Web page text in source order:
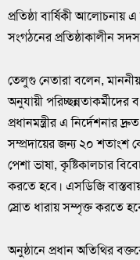
প্রতিষ্ঠা বার্ষিকী আলোচনায়
সংগঠনের প্রতিষ্ঠাকালীন
তেলুগু নেতারা বলেন, মাননীয়
অনুযায়ী
প্রধানমন্ত্রীর এ নির্দেশনার
সম্প্রদায়ের জন্য ২০ শতাংশ
পেশা ভাষা, কৃষ্টিকালচার
করতে হবে। এসডিজি
স্রোত ধারায় সম্পৃক্ত করতে
অনুষ্ঠানে প্রধান অতিথির